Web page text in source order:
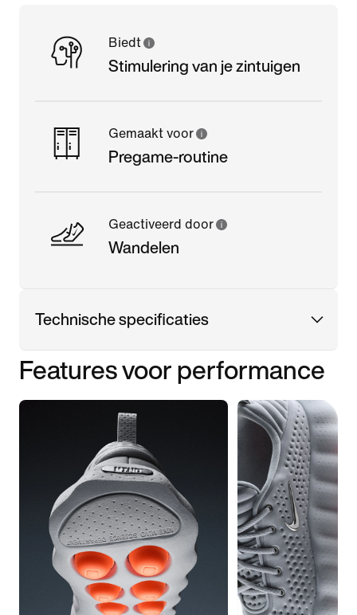
Biedt
Stimulering van je zintuigen
Gemaakt voor
Pregame-routine
Geactiveerd door
Wandelen
Technische specificaties
Features voor performance